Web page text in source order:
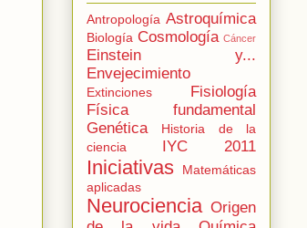
Antropología Astroquímica
Biología Cosmología Cáncer
Einstein y...
Envejecimiento
Extinciones
Fisiología
Física fundamental
Genética
Historia de la
ciencia
IYC 2011
Iniciativas
Matemáticas
aplicadas
Neurociencia Origen